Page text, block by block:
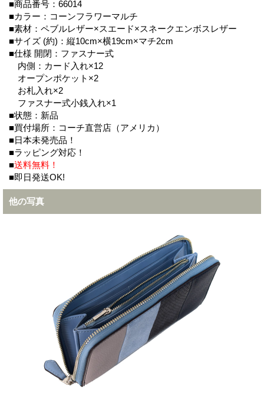
■商品番号：66014
■カラー：コーンフラワーマルチ
■素材：ペブルレザー×スエード×スネークエンボスレザー
■サイズ (約)：縦10cm×横19cm×マチ2cm
■仕様 開閉：ファスナー式
内側：カード入れ×12
オープンポケット×2
お札入れ×2
ファスナー式小銭入れ×1
■状態：新品
■買付場所：コーチ直営店（アメリカ）
■日本未発売品！
■ラッピング対応！
■送料無料！
■即日発送OK!
他の写真